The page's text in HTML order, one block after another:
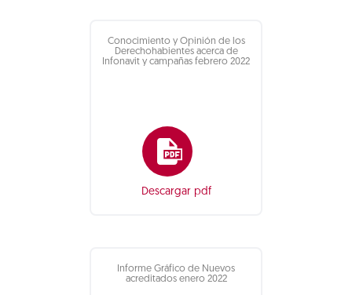
Conocimiento y Opinión de los
Derechohabientes acerca de
Infonavit y campañas febrero 2022
Descargar pdf
Informe Gráfico de Nuevos
acreditados enero 2022